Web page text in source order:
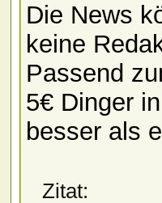
Die News
keine
Passend
5€ Dinger
besser als
Zitat: